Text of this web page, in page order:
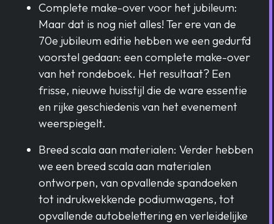
Complete make-over voor het jubileum:
Maar dat is nog niet alles! Ter ere van de
70e jubileum editie hebben we een gedurfd
voorstel gedaan: een complete make-over
van het rondeboek. Het resultaat? Een
frisse, nieuwe huisstijl die de ware essentie
en rijke geschiedenis van het evenement
weerspiegelt.
Breed scala aan materialen: Verder hebben
we een breed scala aan materialen
ontworpen, van opvallende spandoeken
tot indrukwekkende podiumwagens, tot
opvallende autobelettering en verleidelijke